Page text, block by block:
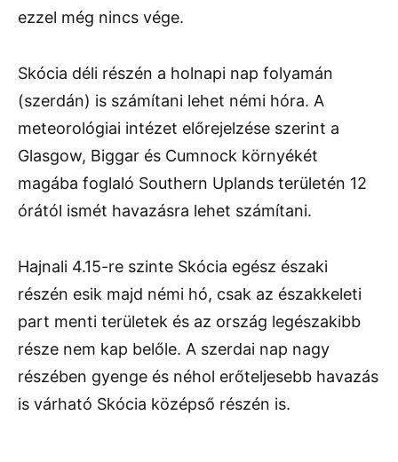
ezzel még nincs vége.
Skócia déli részén a holnapi nap folyamán
(szerdán) is számítani lehet némi hóra. A
meteorológiai intézet előrejelzése szerint a
Glasgow, Biggar és Cumnock környékét
magába foglaló Southern Uplands területén 12
órától ismét havazásra lehet számítani.
Hajnali 4.15-re szinte Skócia egész északi
részén esik majd némi hó, csak az északkeleti
part menti területek és az ország legészakibb
része nem kap belőle. A szerdai nap nagy
részében gyenge és néhol erőteljesebb havazás
is várható Skócia középső részén is.